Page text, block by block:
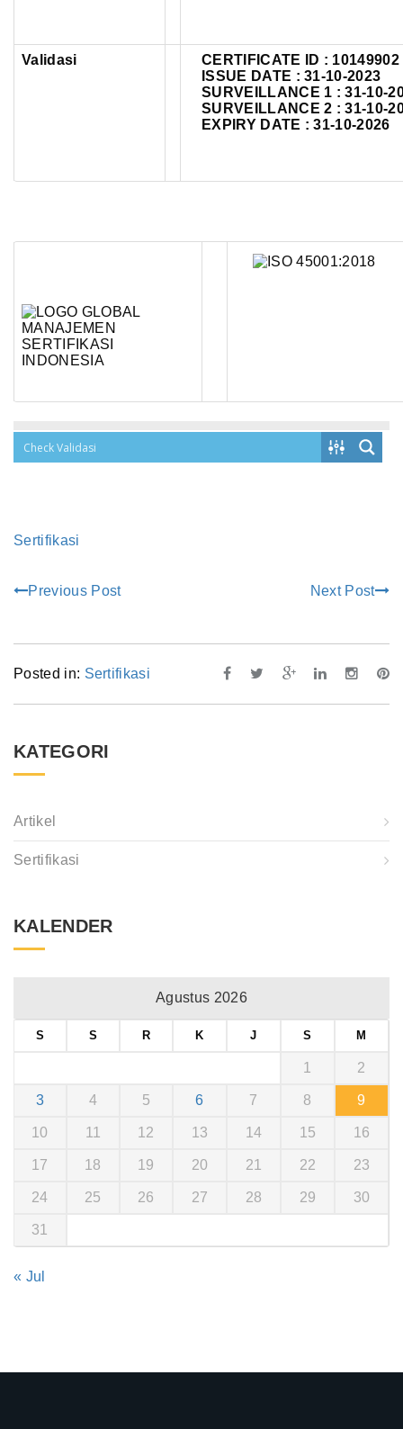
Validasi CERTIFICATE ID : 10149902
ISSUE DATE : 31-10-2023
SURVEILLANCE 1 : 31-10-
SURVEILLANCE 2 : 31-10-
EXPIRY DATE : 31-10-2026
Sertifikasi
Previous Post Next Post
Posted in: Sertifikasi
KATEGORI
Artikel
Sertifikasi
KALENDER
Agustus 2026
S S R K J S M
1 2
3 4 5 6 7 8 9
10 11 12 13 14 15 16
17 18 19 20 21 22 23
24 25 26 27 28 29 30
31
« Jul